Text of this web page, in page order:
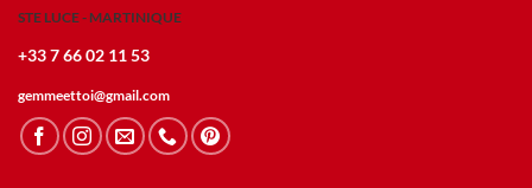
STE LUCE - MARTINIQUE
+33 7 66 02 11 53
gemmeettoi@gmail.com